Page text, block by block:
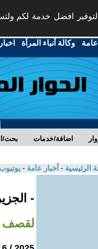
لتوفير افضل خدمة لكم
عامة -وكالة أنباء المرأة -
بحث/ اضافة/خدمات
الرئيسية - أخبار عامة -
-
لقصف